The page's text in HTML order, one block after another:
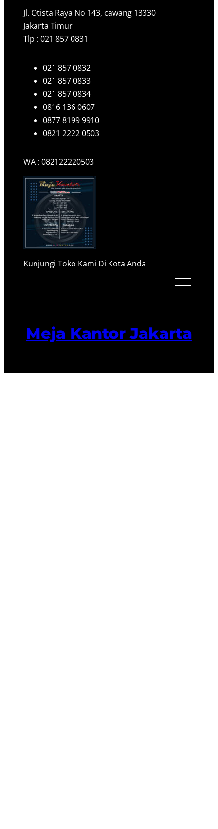
Jl. Otista Raya No 143, cawang 13330
Jakarta Timur
Tlp : 021 857 0831
021 857 0832
021 857 0833
021 857 0834
0816 136 0607
0877 8199 9910
0821 2222 0503
WA : 082122220503
Kunjungi Toko Kami Di Kota Anda
Meja Kantor Jakarta